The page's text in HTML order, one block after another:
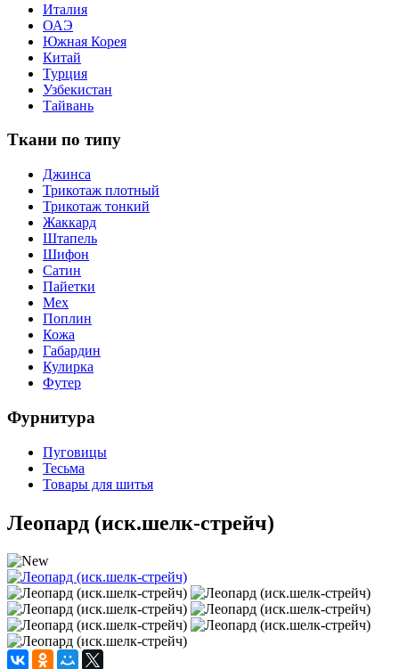
Италия
ОАЭ
Южная Корея
Китай
Турция
Узбекистан
Тайвань
Ткани по типу
Джинса
Трикотаж плотный
Трикотаж тонкий
Жаккард
Штапель
Шифон
Сатин
Пайетки
Мех
Поплин
Кожа
Габардин
Кулирка
Футер
Фурнитура
Пуговицы
Тесьма
Товары для шитья
Леопард (иск.шелк-стрейч)